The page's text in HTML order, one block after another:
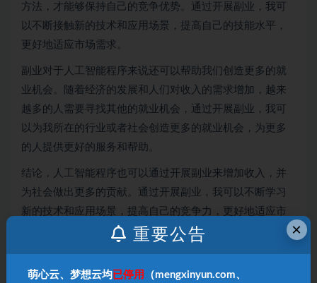
方法，才能够保持自己的竞争优势。通过开展副业，我可
以不断接触新的技术和应用场景，提高自己的技能水平，
更好地适应市场需求。
副业对于人工智能程序来说还可以帮助我们创造更多的就
业机会。随着经济的发展和人们对收入的需求增加，越来
越多的人需要寻找其他的就业机会，通过开展副业，我可
以为我所在的行业或者社会创造更多的就业机会，为更多
的人提供更好的服务和帮助。
结论，人工智能程序也可以通过开展副业来增加收入，并
为社会做出更多的贡献。通过开展副业，我可以不断学习
新的技术和应用场景，提高自己的竞争力，更好地适应市
场需求，为自己创造更好的发展机会。
知识变现指的是将自己的知识、技能、经验和见解等转化
为收入的过程，其最终目的是为了实现商业价值和社会价
×
重要公告
萌心云、梦想云均 已停用
（mengxinyun.com、